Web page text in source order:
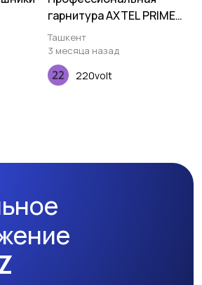
гарнитура AXTEL PRIME
MS HD mono NC USB
Ташкент
3 месяца назад
220volt